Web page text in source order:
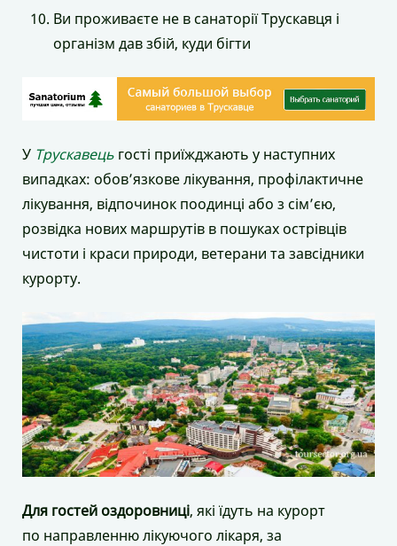
Ви проживаєте не в санаторії Трускавця і
організм дав збій, куди бігти
У Трускавець гості приїжджають у наступних
випадках: обов’язкове лікування, профілактичне
лікування, відпочинок поодинці або з сім’єю,
розвідка нових маршрутів в пошуках острівців
чистоти і краси природи, ветерани та завсідники
курорту.
Для гостей оздоровниці, які їдуть на курорт
по направленню лікуючого лікаря, за